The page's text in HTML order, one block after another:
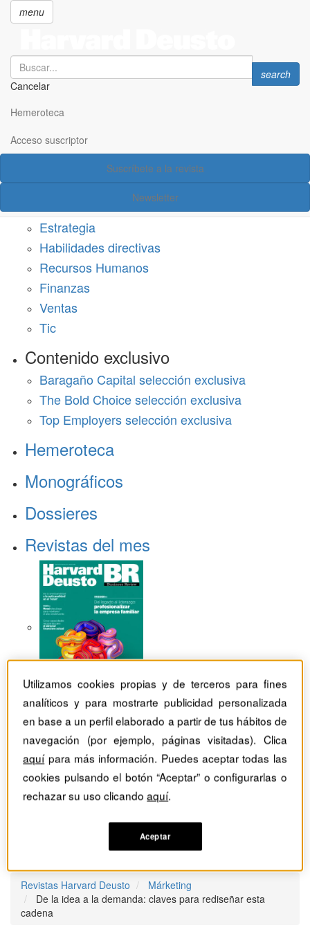
principal
menu
Search
Cancelar
Search
search
Hemeroteca
Acceso suscriptor
Suscríbete a la revista
Newsletter
Acceso suscriptor
Estrategia
Habilidades directivas
Recursos Humanos
Finanzas
Ventas
Tic
Contenido exclusivo
Baragaño Capital selección exclusiva
The Bold Choice selección exclusiva
Top Employers selección exclusiva
Hemeroteca
Monográficos
Dossieres
Revistas del mes
Revistas Harvard Deusto
Márketing
De la idea a la demanda: claves para rediseñar esta
cadena
Utilizamos cookies propias y de terceros para fines
analíticos y para mostrarte publicidad personalizada
en base a un perfil elaborado a partir de tus hábitos de
navegación (por ejemplo, páginas visitadas). Clica
aquípara más información. Puedes aceptar todas las
cookies pulsando el botón “Aceptar” o configurarlas o
rechazar su uso clicandoaquí.
Aceptar